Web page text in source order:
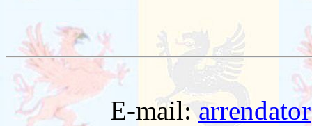
E-mail: